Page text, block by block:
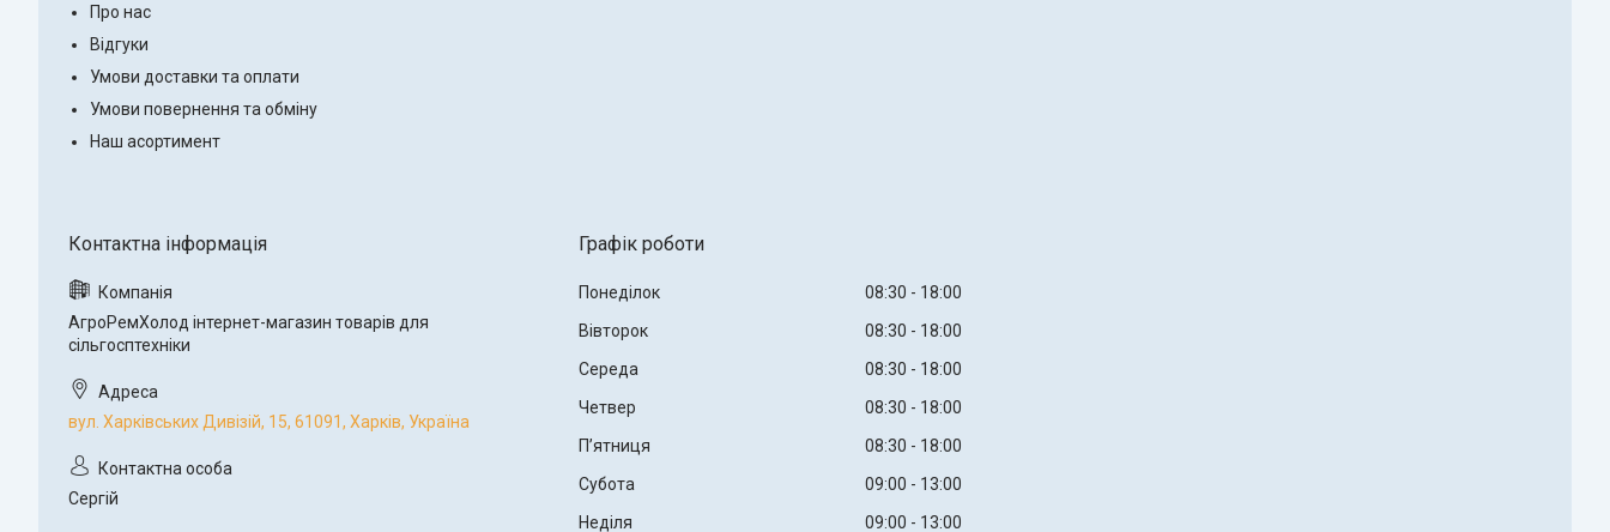
Про нас
Відгуки
Умови доставки та оплати
Умови повернення та обміну
Наш асортимент
АгроРемХолод інтернет-магазин товарів для
сільгосптехніки
вул. Харківських Дивізій, 15, 61091, Харків, Україна
Сергій
Графік роботи
Понеділок 08:30
18:00
Вівторок
08:30
18:00
Середа
08:30
18:00
Четвер
08:30
18:00
Пʼятниця
08:30
18:00
Субота
09:00
13:00
Неділя
09:00 13:00